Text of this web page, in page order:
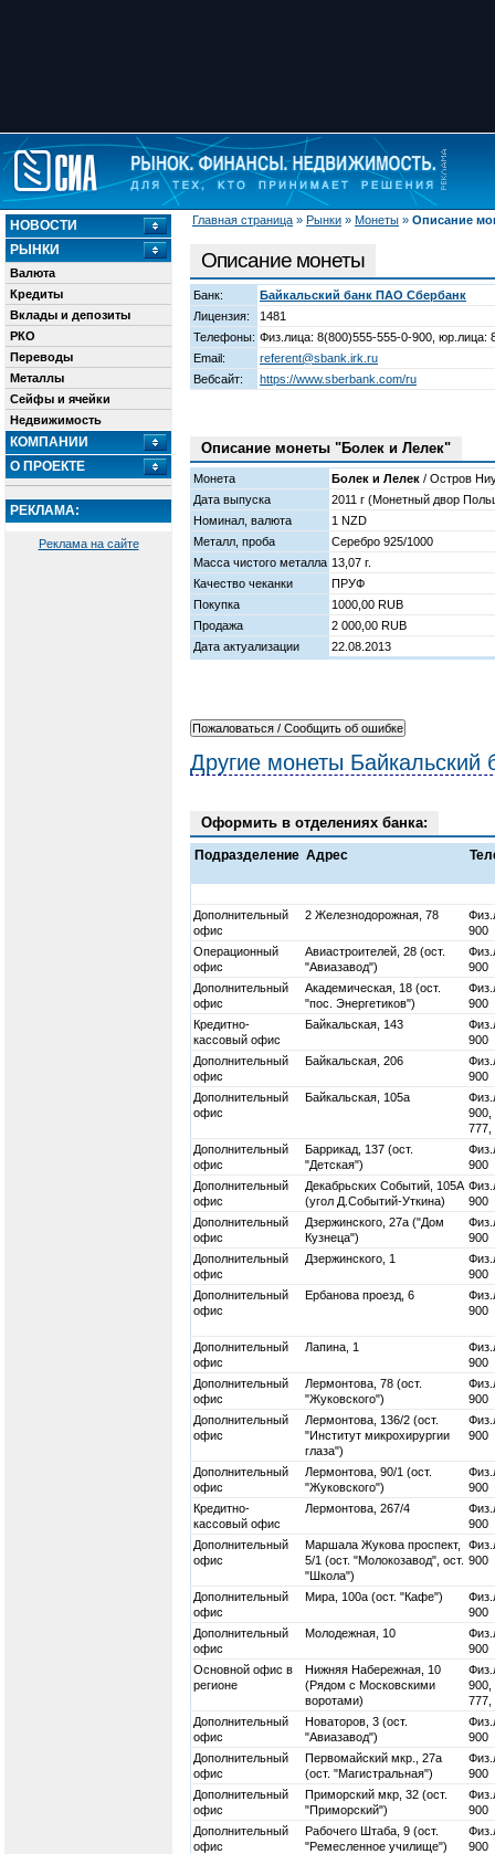
Главная страница » Рынки » Монеты » Описание
НОВОСТИ
РЫНКИ
Валюта
Кредиты
Вклады и депозиты
РКО
Переводы
Металлы
Сейфы и ячейки
Недвижимость
КОМПАНИИ
О ПРОЕКТЕ
РЕКЛАМА:
Реклама на сайте
Описание монеты
Банк:
Байкальский банк ПАО Сбербанк
Лицензия:
1481
Телефоны: Физ.лица: 8(800)555-555-0-900, юр.лица:
Email:
referent@sbank.irk.ru
Вебсайт:
https://www.sberbank.com/ru
Описание монеты "Болек и Лелек"
Монета Болек и Лелек / Остров
Дата выпуска
2011 г (Монетный двор
Номинал, валюта
1 NZD
Металл, проба
Серебро 925/1000
Масса чистого металла 13,07 г.
Качество чеканки
ПРУФ
Покупка
1000,00 RUB
Продажа
2 000,00 RUB
Дата актуализации
22.08.2013
Другие монеты
Оформить в отделениях банка:
Подразделение Адрес
Дополнительный
офис
2 Железнодорожная, 78
900
Операционный
офис
Авиастроителей, 28 (ост.
"Авиазавод")
900
Дополнительный
офис
Академическая, 18 (ост.
"пос. Энергетиков")
900
Кредитно-
кассовый офис
Байкальская, 143
900
Дополнительный
офис
Байкальская, 206
900
Дополнительный
офис
Байкальская, 105а
900,
777,
Дополнительный
офис
Баррикад, 137 (ост.
"Детская")
900
Дополнительный
офис
Декабрьских Событий, 105А
(угол Д.Событий-Уткина)
900
Дополнительный
офис
Дзержинского, 27а ("Дом
Кузнеца")
900
Дополнительный
офис
Дзержинского, 1
900
Дополнительный
офис
Ербанова проезд, 6
900
Дополнительный
офис
Лапина, 1
900
Дополнительный
офис
Лермонтова, 78 (ост.
"Жуковского")
900
Дополнительный
офис
Лермонтова, 136/2 (ост.
"Институт микрохирургии
глаза")
900
Дополнительный
офис
Лермонтова, 90/1 (ост.
"Жуковского")
900
Кредитно-
кассовый офис
Лермонтова, 267/4
900
Дополнительный
офис
Маршала Жукова проспект,
5/1 (ост. "Молокозавод", ост.
"Школа")
900
Дополнительный
офис
Мира, 100а (ост. "Кафе")
900
Дополнительный
офис
Молодежная, 10
900
Основной офис в
регионе
Нижняя Набережная, 10
(Рядом с Московскими
воротами)
900,
777,
Дополнительный
офис
Новаторов, 3 (ост.
"Авиазавод")
900
Дополнительный
офис
Первомайский мкр., 27а
(ост. "Магистральная")
900
Дополнительный
офис
Приморский мкр, 32 (ост.
"Приморский")
900
Дополнительный
офис
Рабочего Штаба, 9 (ост.
"Ремесленное училище")
900